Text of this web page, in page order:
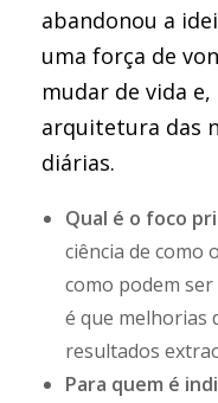
abandonou a
uma força de
mudar de vida
arquitetura das
diárias.
Qual é o foco
ciência de como
como podem
é que melhorias
resultados
Para quem é